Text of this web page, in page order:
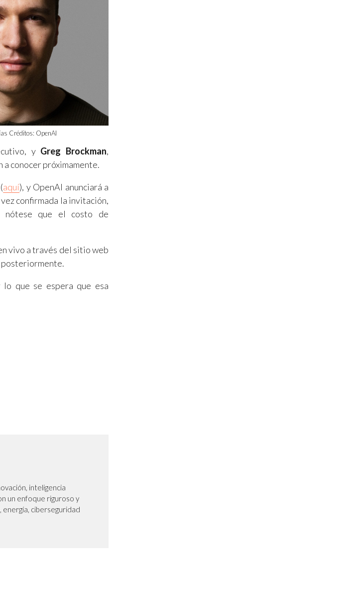
Créditos: OpenAI
y Greg Brockman,
conocer próximamente.
aquí), y OpenAI anunciará a
confirmada la invitación,
nótese que el costo de
vivo a través del sitio web
posteriormente.
lo que se espera que esa
inteligencia
un enfoque riguroso y
ciberseguridad